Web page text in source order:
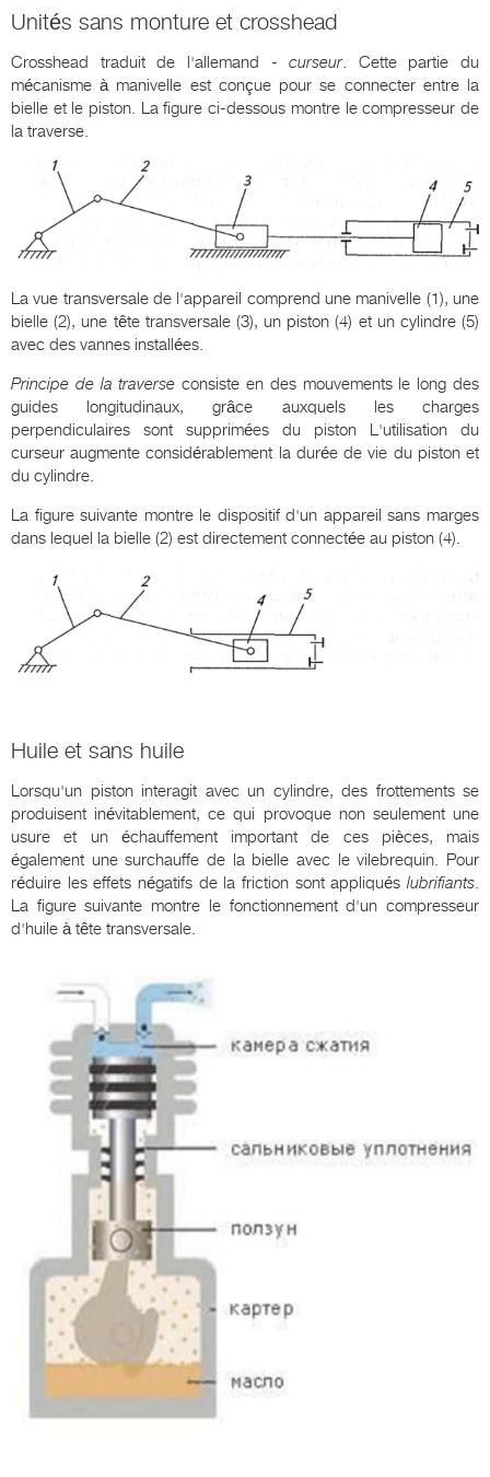
Unités sans monture et crosshead
Crosshead traduit de l'allemand -curseur. Cette partie du
mécanisme à manivelle est conçue pour se connecter entre la
bielle et le piston. La figure ci-dessous montre le compresseur de
la traverse.
La vue transversale de l'appareil comprend une manivelle (1), une
bielle (2), une tête transversale (3), un piston (4) et un cylindre (5)
avec des vannes installées.
Principe de la traverse consiste en des mouvements le long des
guides longitudinaux, grâce auxquels les charges
perpendiculaires sont supprimées du piston L'utilisation du
curseur augmente considérablement la durée de vie du piston et
du cylindre.
La figure suivante montre le dispositif d'un appareil sans marges
dans lequel la bielle (2) est directement connectée au piston (4).
Huile et sans huile
Lorsqu'un piston interagit avec un cylindre, des frottements se
produisent inévitablement, ce qui provoque non seulement une
usure et un échauffement important de ces pièces, mais
également une surchauffe de la bielle avec le vilebrequin. Pour
réduire les effets négatifs de la friction sont appliqués lubrifiants
La figure suivante montre le fonctionnement d'un compresseur
d'huile à tête transversale.